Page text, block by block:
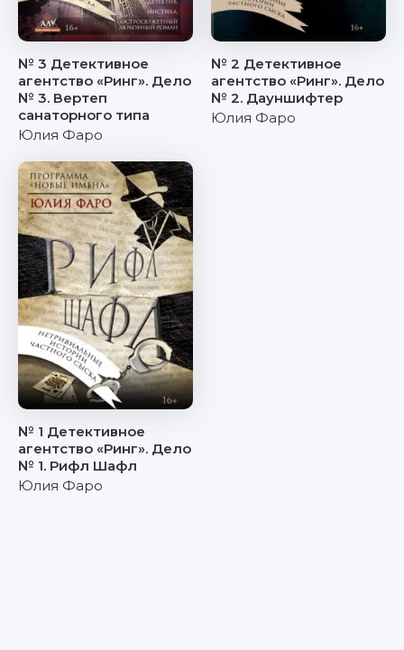
№ 3 Детективное
агентство «Ринг». Дело
№ 3. Вертеп
санаторного типа
Юлия Фаро
№ 2 Детективное
агентство «Ринг». Дело
№ 2. Дауншифтер
Юлия Фаро
№ 1 Детективное
агентство «Ринг». Дело
№ 1. Рифл Шафл
Юлия Фаро